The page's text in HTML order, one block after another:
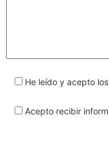
He leído y acepto los
Acepto recibir